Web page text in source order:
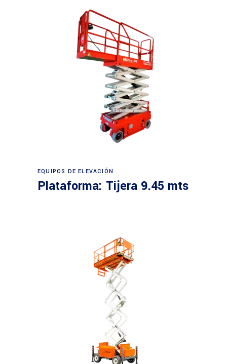
Leer más
EQUIPOS DE ELEVACIÓN
Plataforma: Tijera 9.45 mts